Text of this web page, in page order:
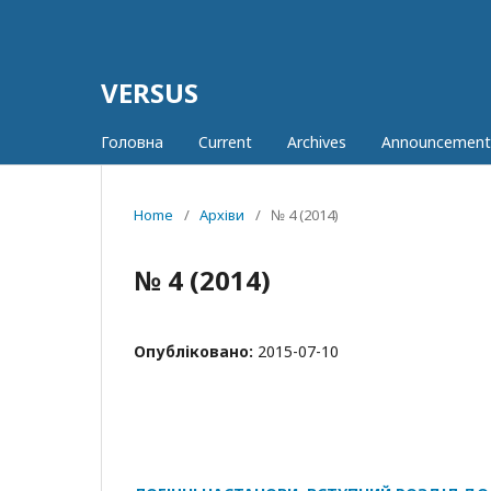
VERSUS
Головна Current Archives
Home / Архіви / № 4 (2014)
№ 4 (2014)
Опубліковано: 2015-07-10